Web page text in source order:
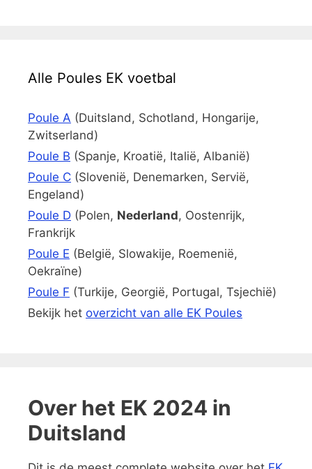
Alle Poules EK voetbal
Poule A (Duitsland, Schotland, Hongarije,
Zwitserland)
Poule B (Spanje, Kroatië, Italië, Albanië)
Poule C (Slovenië, Denemarken, Servië,
Engeland)
Poule D (Polen, Nederland, Oostenrijk,
Frankrijk
Poule E (België, Slowakije, Roemenië,
Oekraïne)
Poule F (Turkije, Georgië, Portugal, Tsjechië)
Bekijk het overzicht van alle EK Poules
Over het EK 2024 in
Duitsland